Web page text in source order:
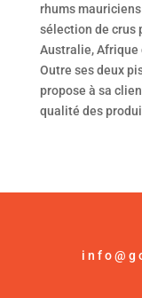
rhums
sélection de crus
Australie, Afrique
Outre ses deux
propose à sa
qualité des